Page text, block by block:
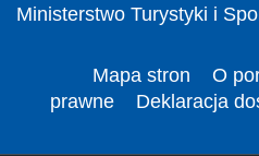
Ministerstwo Turystyki i
Mapa stron O
prawne
Deklaracja